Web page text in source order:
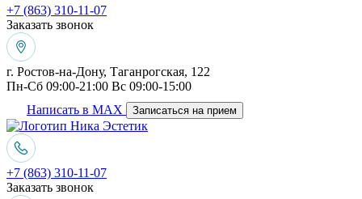
+7 (863) 310-11-07
Заказать звонок
г. Ростов-на-Дону, Таганрогская, 122
Пн-Сб 09:00-21:00 Вс 09:00-15:00
Написать в MAX
Записаться на прием
+7 (863) 310-11-07
Заказать звонок